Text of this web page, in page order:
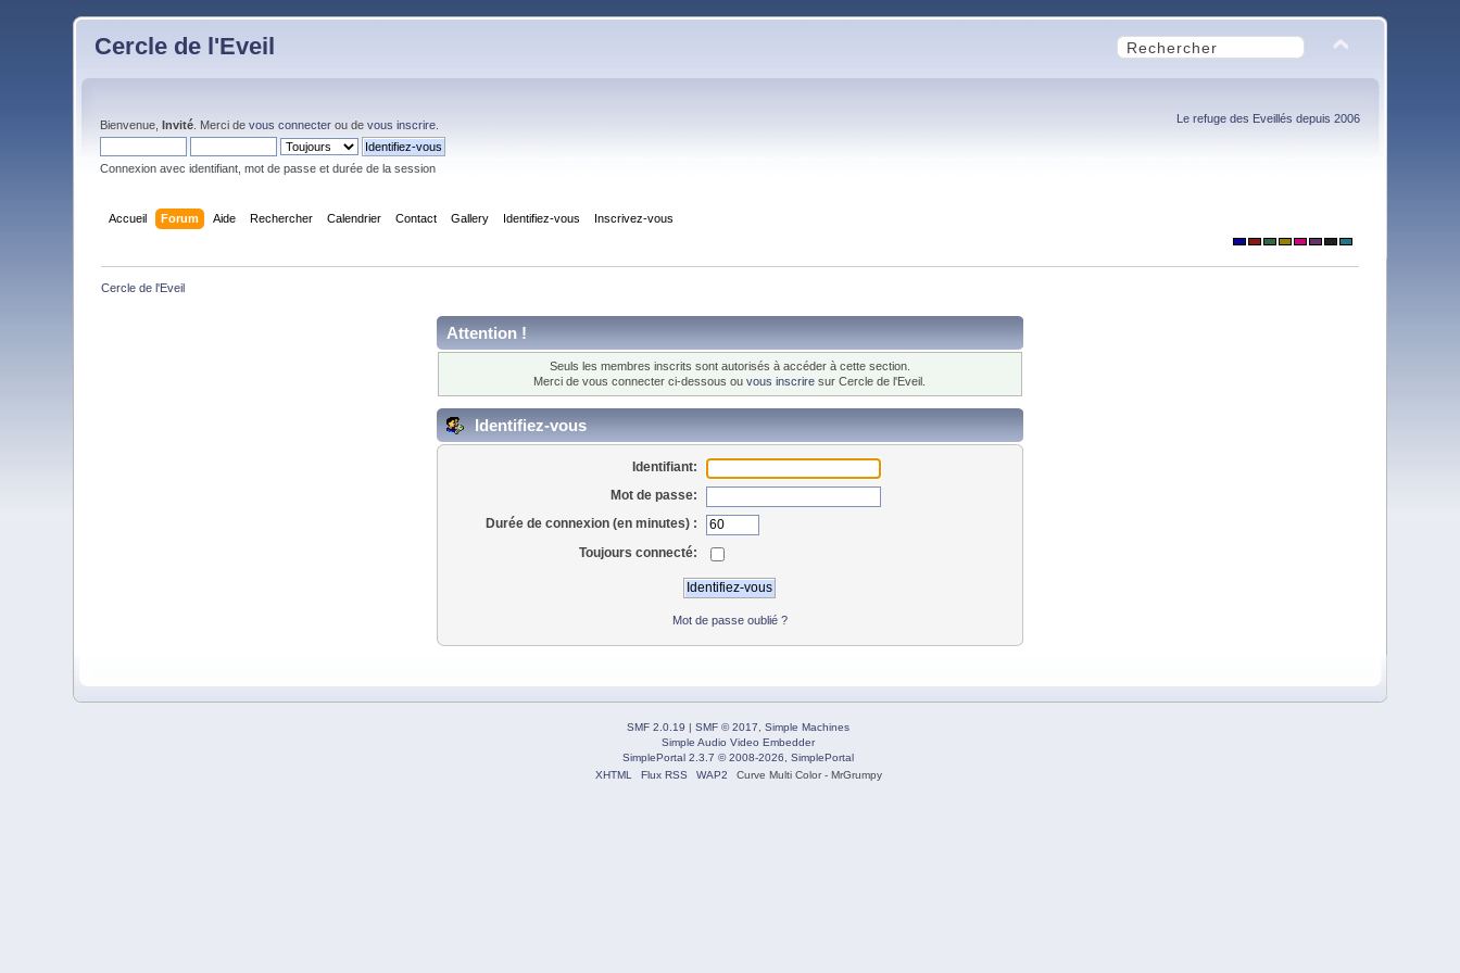
Cercle de l'Eveil
Bienvenue,Invité . Merci devous connecter ou devous inscrire
Connexion avec identifiant, mot de passe et durée de la session
Le refuge des Eveillés depuis 2006
Accueil Forum Aide Rechercher Calendrier Contact Gallery Identifiez-vous Inscrivez-vous
Cercle de l'Eveil
Attention !
Seuls les membres inscrits sont autorisés à accéder à cette section.
Merci de vous connecter ci-dessous ouvous inscrire sur Cercle de l'Eveil.
Identifiez-vous
Identifiant:
Mot de passe:
Durée de connexion (en minutes) :
Toujours connecté:
Mot de passe oublié ?
SMF 2.0.19 | SMF © 2017
Simple Machines
Simple Audio Video Embedder
SimplePortal 2.3.7 © 2008-2026, SimplePortal
XHTML
Flux RSS WAP2 Curve Multi Color - MrGrumpy